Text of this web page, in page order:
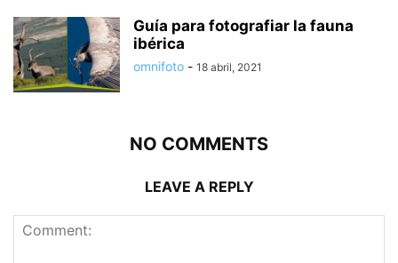
Guía para fotografiar la fauna
ibérica
omnifoto - 18 abril, 2021
NO COMMENTS
LEAVE A REPLY